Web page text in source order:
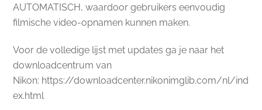
AUTOMATISCH, waardoor gebruikers eenvoudig
filmische video-opnamen kunnen maken.
Voor de volledige lijst met updates ga je naar het
downloadcentrum van
Nikon: https://downloadcenter.nikonimglib.com/nl/ind
ex.html